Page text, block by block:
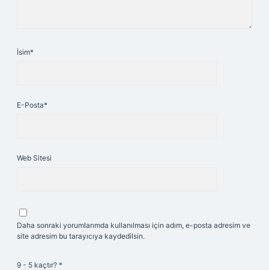
İsim*
E-Posta*
Web Sitesi
Daha sonraki yorumlarımda kullanılması için adım, e-posta adresim ve
site adresim bu tarayıcıya kaydedilsin.
9 - 5 kaçtır? *